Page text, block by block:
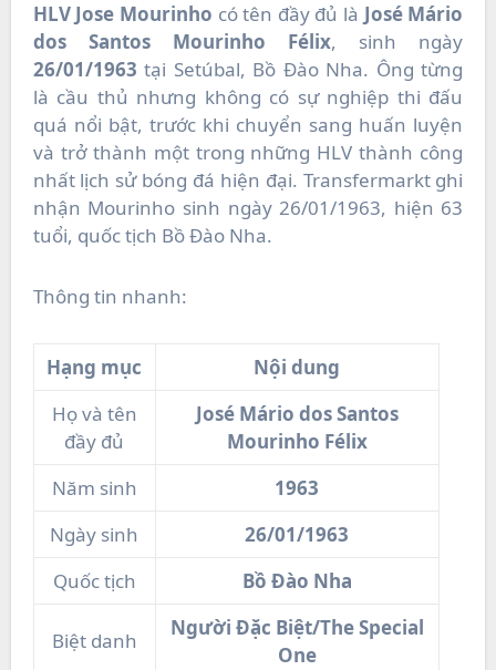
HLV Jose Mourinho có tên đầy đủ là José Mário
dos Santos Mourinho Félix, sinh ngày
26/01/1963 tại Setúbal, Bồ Đào Nha. Ông từng
là cầu thủ nhưng không có sự nghiệp thi đấu
quá nổi bật, trước khi chuyển sang huấn luyện
và trở thành một trong những HLV thành công
nhất lịch sử bóng đá hiện đại. Transfermarkt ghi
nhận Mourinho sinh ngày 26/01/1963, hiện 63
tuổi, quốc tịch Bồ Đào Nha.
Thông tin nhanh:
Hạng mục
Nội dung
Họ và tên
đầy đủ
José Mário dos Santos
Mourinho Félix
Năm sinh
1963
Ngày sinh
26/01/1963
Quốc tịch
Bồ Đào Nha
Biệt danh
Người Đặc Biệt/The Special
One